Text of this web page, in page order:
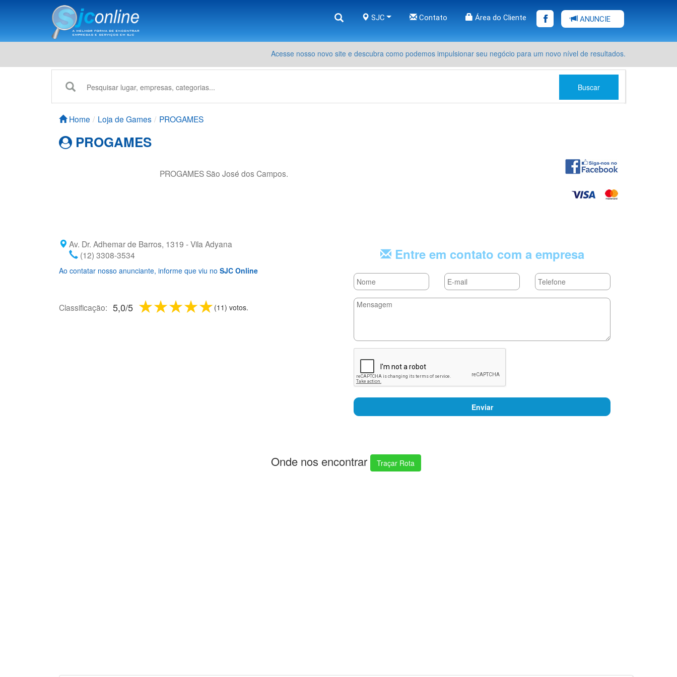
SJC Contato Área do Cliente ANUNCIE
Acesse nosso novo site e descubra como podemos impulsionar seu negócio para um novo nível de resultados.
Buscar
Home Loja de Games PROGAMES
PROGAMES
PROGAMES São José dos Campos.
Av. Dr. Adhemar de Barros, 1319 - Vila Adyana
(12) 3308-3534
Ao contatar nosso anunciante, informe que viu no SJC Online
Classificação: 5,0/5 5 stars
4 stars
3 stars
2 stars
1 star (11) votos.
Entre em contato com a empresa
Enviar
Onde nos encontrar Traçar Rota